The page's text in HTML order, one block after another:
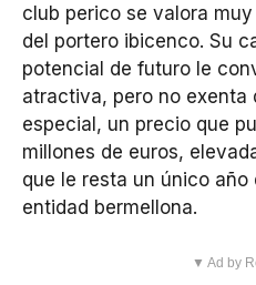
club perico se valora
del portero ibicenco. Su
potencial de futuro le
atractiva, pero no exenta
especial, un precio que
millones de euros,
que le resta un único
entidad bermellona.
▼ Ad by